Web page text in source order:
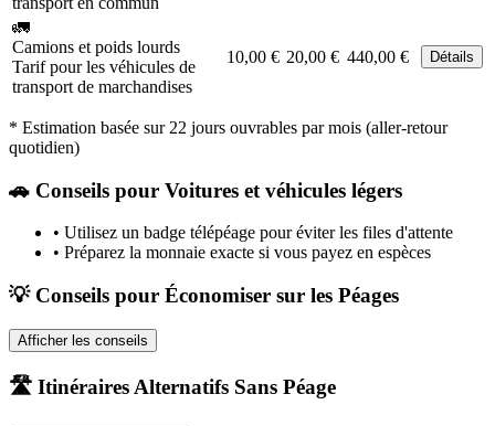
🚛
Camions et poids lourds
Tarif pour les véhicules de
transport de marchandises
10,00 € 20,00 € 440,00 € Détails
* Estimation basée sur 22 jours ouvrables par mois (aller-retour
quotidien)
🚗 Conseils pour Voitures et véhicules légers
• Utilisez un badge télépéage pour éviter les files d'attente
• Préparez la monnaie exacte si vous payez en espèces
💡 Conseils pour Économiser sur les Péages
Afficher les conseils
🛣️ Itinéraires Alternatifs Sans Péage